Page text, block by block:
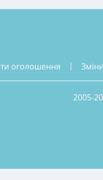
оголошення
2005-